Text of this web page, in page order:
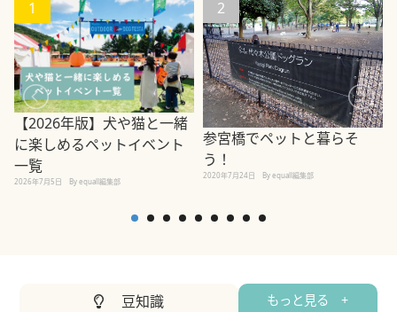
1
【2026年版】犬や猫と一緒
に楽しめるペットイベント
一覧
2026年7月5日 By equall編集部
2
参宮橋でペットと暮らそ
う！
2020年7月24日 By equall編集部
豆知識 もっと見る +